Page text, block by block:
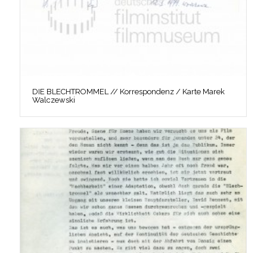
DIE BLECHTROMMEL // Korrespondenz / Karte Marek
Walczewski